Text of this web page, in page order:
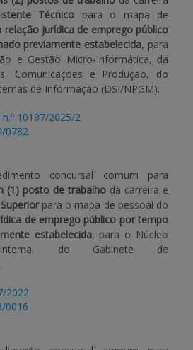
Técnico para o mapa de
relação jurídica de emprego público
previamente estabelecida, para
e Gestão Micro-Informática, da
Comunicações e Produção, do
de Informação (DSI/NPGM).
10187/2025/2
0782
concursal comum para
(1) posto de trabalho da carreira e
para o mapa de pessoal do
de emprego público por tempo
estabelecida, para o Núcleo
do Gabinete de
2022
0016